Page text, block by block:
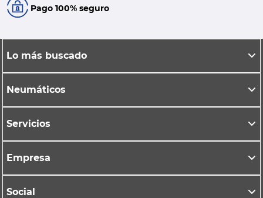
Pago 100% seguro
Lo más buscado
Neumáticos
Servicios
Empresa
Social